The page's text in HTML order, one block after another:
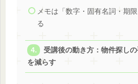
メモは「数字・固有名詞・期
る
受講後の動き方：物件探し
を減らす